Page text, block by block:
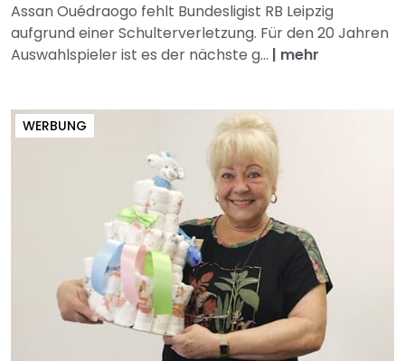
Assan Ouédraogo fehlt Bundesligist RB Leipzig
aufgrund einer Schulterverletzung. Für den 20 Jahren
Auswahlspieler ist es der nächste g... | mehr
WERBUNG